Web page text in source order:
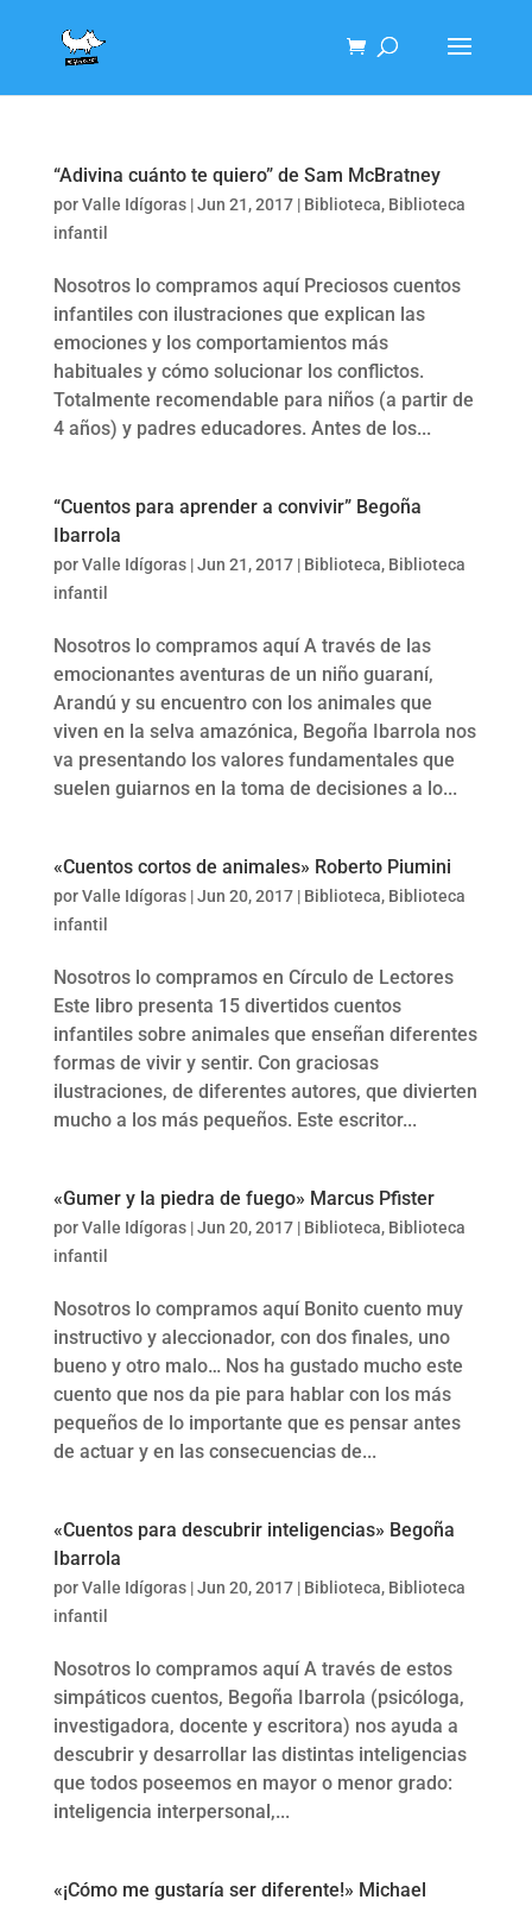
“Adivina cuánto te quiero” de Sam McBratney
porValle Idígoras|Jun 21, 2017| Biblioteca, Biblioteca
infantil
Nosotros lo compramos aquí Preciosos cuentos
infantiles con ilustraciones que explican las
emociones y los comportamientos más
habituales y cómo solucionar los conflictos.
Totalmente recomendable para niños (a partir de
4 años) y padres educadores. Antes de los...
“Cuentos para aprender a convivir” Begoña
Ibarrola
porValle Idígoras|Jun 21, 2017| Biblioteca, Biblioteca
infantil
Nosotros lo compramos aquí A través de las
emocionantes aventuras de un niño guaraní,
Arandú y su encuentro con los animales que
viven en la selva amazónica, Begoña Ibarrola nos
va presentando los valores fundamentales que
suelen guiarnos en la toma de decisiones a lo...
«Cuentos cortos de animales» Roberto Piumini
porValle Idígoras|Jun 20, 2017| Biblioteca, Biblioteca
infantil
Nosotros lo compramos en Círculo de Lectores
Este libro presenta 15 divertidos cuentos
infantiles sobre animales que enseñan diferentes
formas de vivir y sentir. Con graciosas
ilustraciones, de diferentes autores, que divierten
mucho a los más pequeños. Este escritor...
«Gumer y la piedra de fuego» Marcus Pfister
porValle Idígoras|Jun 20, 2017| Biblioteca, Biblioteca
infantil
Nosotros lo compramos aquí Bonito cuento muy
instructivo y aleccionador, con dos finales, uno
bueno y otro malo… Nos ha gustado mucho este
cuento que nos da pie para hablar con los más
pequeños de lo importante que es pensar antes
de actuar y en las consecuencias de...
«Cuentos para descubrir inteligencias» Begoña
Ibarrola
porValle Idígoras|Jun 20, 2017| Biblioteca, Biblioteca
infantil
Nosotros lo compramos aquí A través de estos
simpáticos cuentos, Begoña Ibarrola (psicóloga,
investigadora, docente y escritora) nos ayuda a
descubrir y desarrollar las distintas inteligencias
que todos poseemos en mayor o menor grado:
inteligencia interpersonal,...
«¡Cómo me gustarí­a ser diferente!» Michael